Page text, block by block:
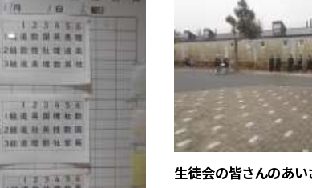
生徒会の皆さんのあい